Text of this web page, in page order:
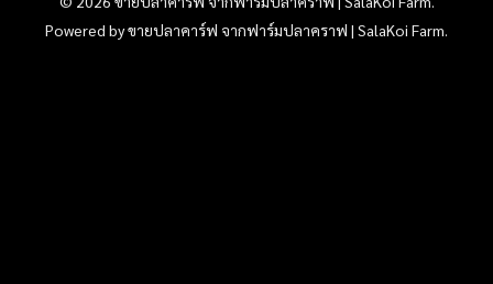
Powered by ขายปลาคาร์ฟ จากฟาร์มปลาคราฟ | SalaKoi Farm.